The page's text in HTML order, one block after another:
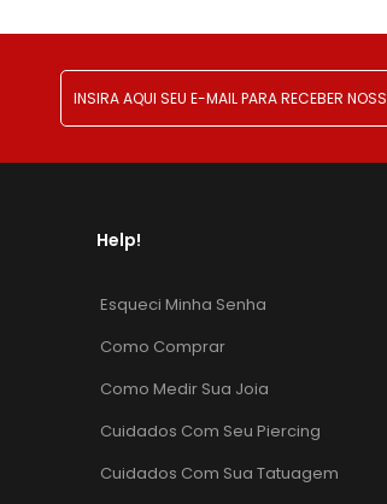
Help!
Esqueci Minha Senha
Como Comprar
Como Medir Sua Joia
Cuidados Com Seu Piercing
Cuidados Com Sua Tatuagem